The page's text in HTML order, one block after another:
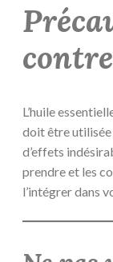
L’huile
doit être
d’effets
prendre et les
l’intégrer dans